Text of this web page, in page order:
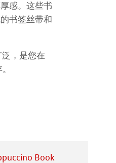
感。这些书
书签丝带和
，是您在
Book